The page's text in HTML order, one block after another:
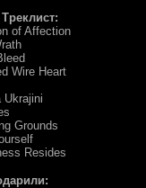
of Affection
Wire Heart
Ukrajini
Grounds
Resides